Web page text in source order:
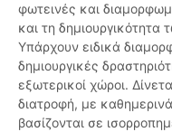
φωτεινές και
και τη
Υπάρχουν ειδικά
δημιουργικές
εξωτερικοί χώροι.
διατροφή, με
βασίζονται σε